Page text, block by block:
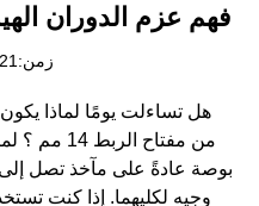
فهم عزم الدوران
زمن:2021-06-02
من مفتاح